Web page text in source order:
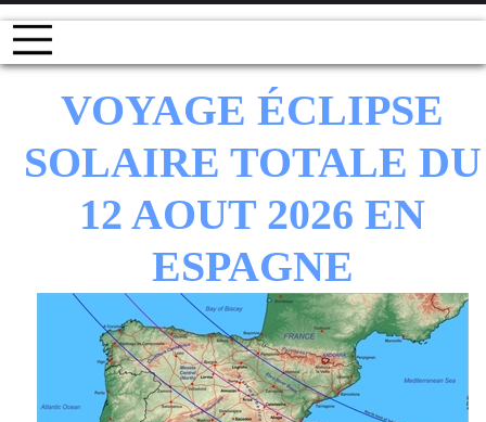
VOYAGE ÉCLIPSE
SOLAIRE TOTALE DU
12 AOUT 2026 EN
ESPAGNE